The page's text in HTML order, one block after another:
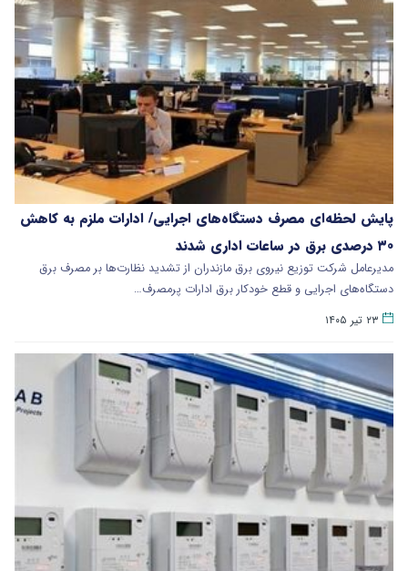
پایش لحظه‌ای مصرف دستگاه‌های اجرایی/ ادارات ملزم به کاهش
۳۰ درصدی برق در ساعات اداری شدند
مدیرعامل شرکت توزیع نیروی برق مازندران از تشدید نظارت‌ها بر مصرف برق
دستگاه‌های اجرایی و قطع خودکار برق ادارات پرمصرف…
۲۳ تیر ۱۴۰۵